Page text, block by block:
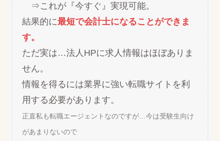
⇒これが『今すぐ』実現可能。
結果的に最短で会計士になることができま
す。
ただ実は…法人HPに求人情報はほぼありま
せん。
情報を得るには業界に強い転職サイトを利
用する必要があります。
正直私も転職エージェントなのですが…今は受験生向け
があまりないので